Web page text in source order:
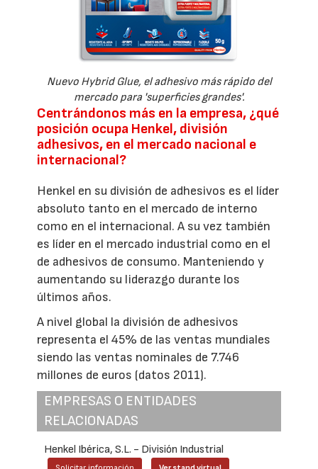
Nuevo Hybrid Glue, el adhesivo más rápido del
mercado para 'superficies grandes'.
Centrándonos más en la empresa, ¿qué
posición ocupa Henkel, división
adhesivos, en el mercado nacional e
internacional?
Henkel en su división de adhesivos es el líder
absoluto tanto en el mercado de interno
como en el internacional. A su vez también
es líder en el mercado industrial como en el
de adhesivos de consumo. Manteniendo y
aumentando su liderazgo durante los
últimos años.
A nivel global la división de adhesivos
representa el 45% de las ventas mundiales
siendo las ventas nominales de 7.746
millones de euros (datos 2011).
EMPRESAS O ENTIDADES
RELACIONADAS
Henkel Ibérica, S.L. - División Industrial